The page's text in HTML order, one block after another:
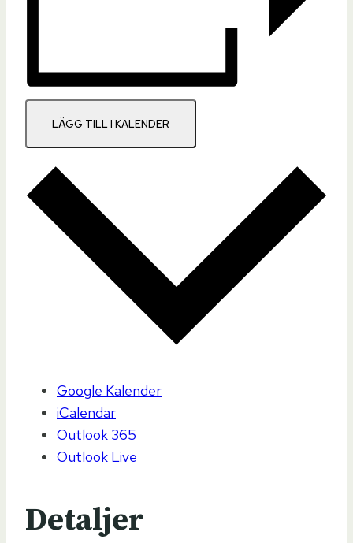
LÄGG TILL I KALENDER
Google Kalender
iCalendar
Outlook 365
Outlook Live
Detaljer